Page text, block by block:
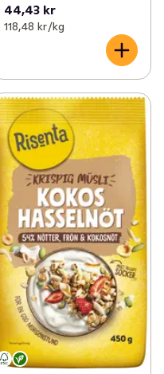
44,43 kr
118,48 kr /kg